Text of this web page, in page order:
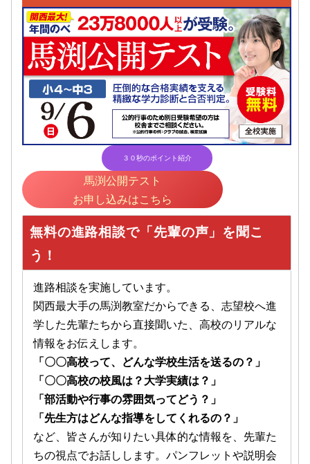
３０秒のポイント紹介
馬渕公開テスト
お申し込みはこちら
無料の進路相談で「先輩の声」を聞こ
う！
進路相談を実施しています。
関西最大手の馬渕教室だからできる、志望校へ進
学した先輩たちから直接聞いた、高校のリアルな
情報をお伝えします。
「〇〇高校って、どんな学校生活を送るの？」
「〇〇高校の校風は？大学実績は？」
「部活動や行事の雰囲気ってどう？」
「先生方はどんな指導をしてくれるの？」
など、皆さんが知りたい具体的な情報を、先輩た
ちの視点でお話しします。パンフレットや説明会